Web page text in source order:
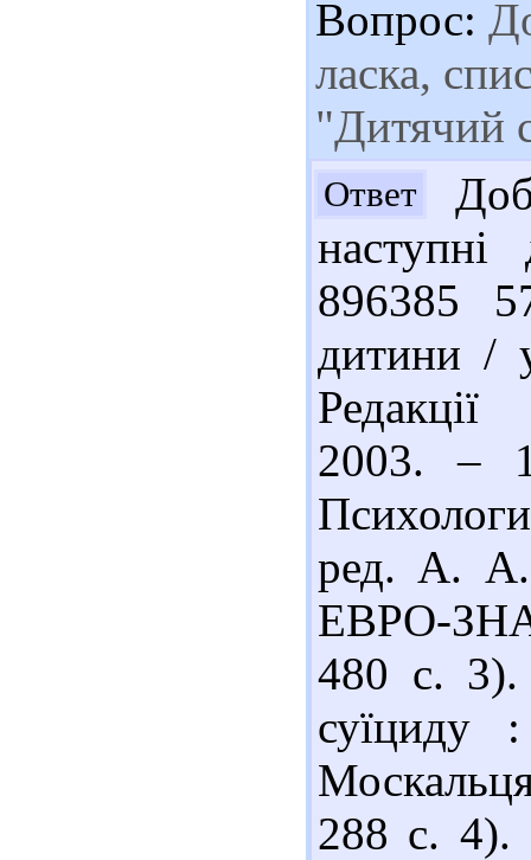
Вопрос:
ласка,
"Дитячий
Ответ
896385
дитини /
Редакції
2003. –
ред. А.
ЕВРО-
480 с. 3).
288 с.